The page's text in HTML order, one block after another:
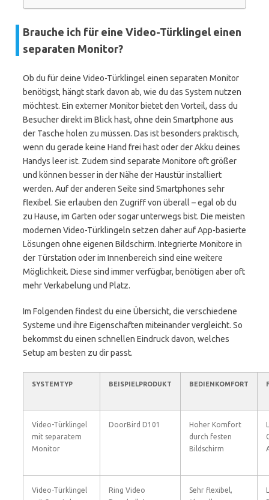
Brauche ich für eine Video-Türklingel einen
separaten Monitor?
Ob du für deine Video-Türklingel einen separaten Monitor
benötigst, hängt stark davon ab, wie du das System nutzen
möchtest. Ein externer Monitor bietet den Vorteil, dass du
Besucher direkt im Blick hast, ohne dein Smartphone aus
der Tasche holen zu müssen. Das ist besonders praktisch,
wenn du gerade keine Hand frei hast oder der Akku deines
Handys leer ist. Zudem sind separate Monitore oft größer
und können besser in der Nähe der Haustür installiert
werden. Auf der anderen Seite sind Smartphones sehr
flexibel. Sie erlauben den Zugriff von überall – egal ob du
zu Hause, im Garten oder sogar unterwegs bist. Die meisten
modernen Video-Türklingeln setzen daher auf App-basierte
Lösungen ohne eigenen Bildschirm. Integrierte Monitore in
der Türstation oder im Innenbereich sind eine weitere
Möglichkeit. Diese sind immer verfügbar, benötigen aber oft
mehr Verkabelung und Platz.
Im Folgenden findest du eine Übersicht, die verschiedene
Systeme und ihre Eigenschaften miteinander vergleicht. So
bekommst du einen schnellen Eindruck davon, welches
Setup am besten zu dir passt.
SYSTEMTYP BEISPIELPRODUKT BEDIENKOMFORT
Video-Türklingel
mit separatem
Monitor
DoorBird D101
Hoher Komfort
durch festen
Bildschirm
Video-Türklingel
Ring Video
Sehr flexibel,